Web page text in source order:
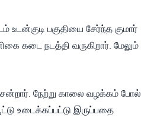
பகுதியை சேர்ந்த குமார்
கடை நடத்தி வருகிறார். மேலும்
நேற்று காலை வழக்கம் போல்
உடைக்கப்பட்டு இருப்பதை